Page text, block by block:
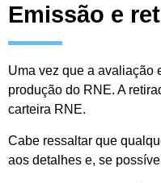
Emissão e
Uma vez que a avaliação
produção do RNE. A
carteira RNE.
Cabe ressaltar que
aos detalhes e, se